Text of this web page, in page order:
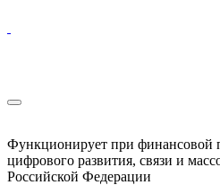
Функционирует при финансовой
цифрового развития, связи и
Российской Федерации